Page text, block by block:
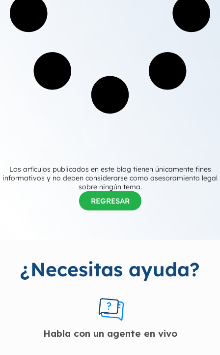
Los artículos publicados en este blog tienen únicamente fines
informativos y no deben considerarse como asesoramiento legal
sobre ningún tema.
REGRESAR
¿Necesitas ayuda?
Habla con un agente en vivo